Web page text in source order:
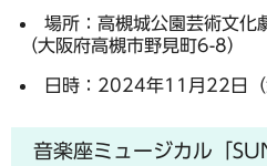
場所：高槻城公園芸術文化
（大阪府高槻市野見町6-8）
日時：2024年11月22日
音楽座ミュージカル「